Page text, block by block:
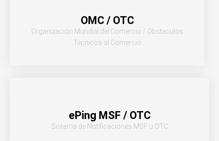
OMC / OTC
Organización Mundial del Comercio / Obstaculos
Técnicos al Comercio
ePing MSF / OTC
Sistema de Notificaciones MSF u OTC